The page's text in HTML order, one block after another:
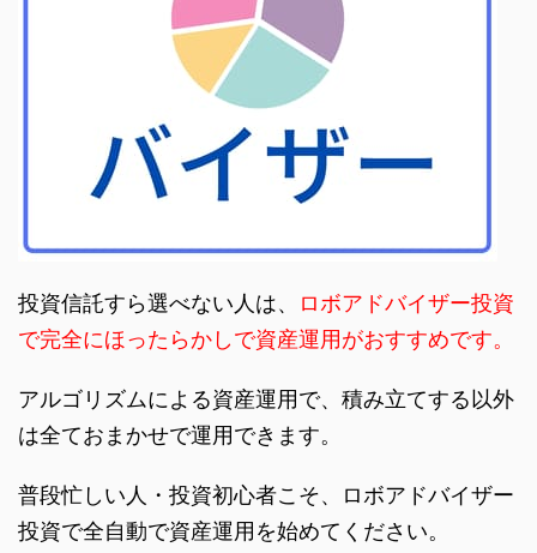
投資信託すら選べない人は、
ロボアドバイザー投資
で完全にほったらかしで資産運用がおすすめです。
アルゴリズムによる資産運用で、積み立てする以外
は全ておまかせで運用できます。
普段忙しい人・投資初心者こそ、ロボアドバイザー
投資で全自動で資産運用を始めてください。